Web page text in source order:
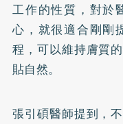
工作的性質，對於
心，就很適合剛剛
程，可以維持膚質
貼自然。
張引碩醫師提到，